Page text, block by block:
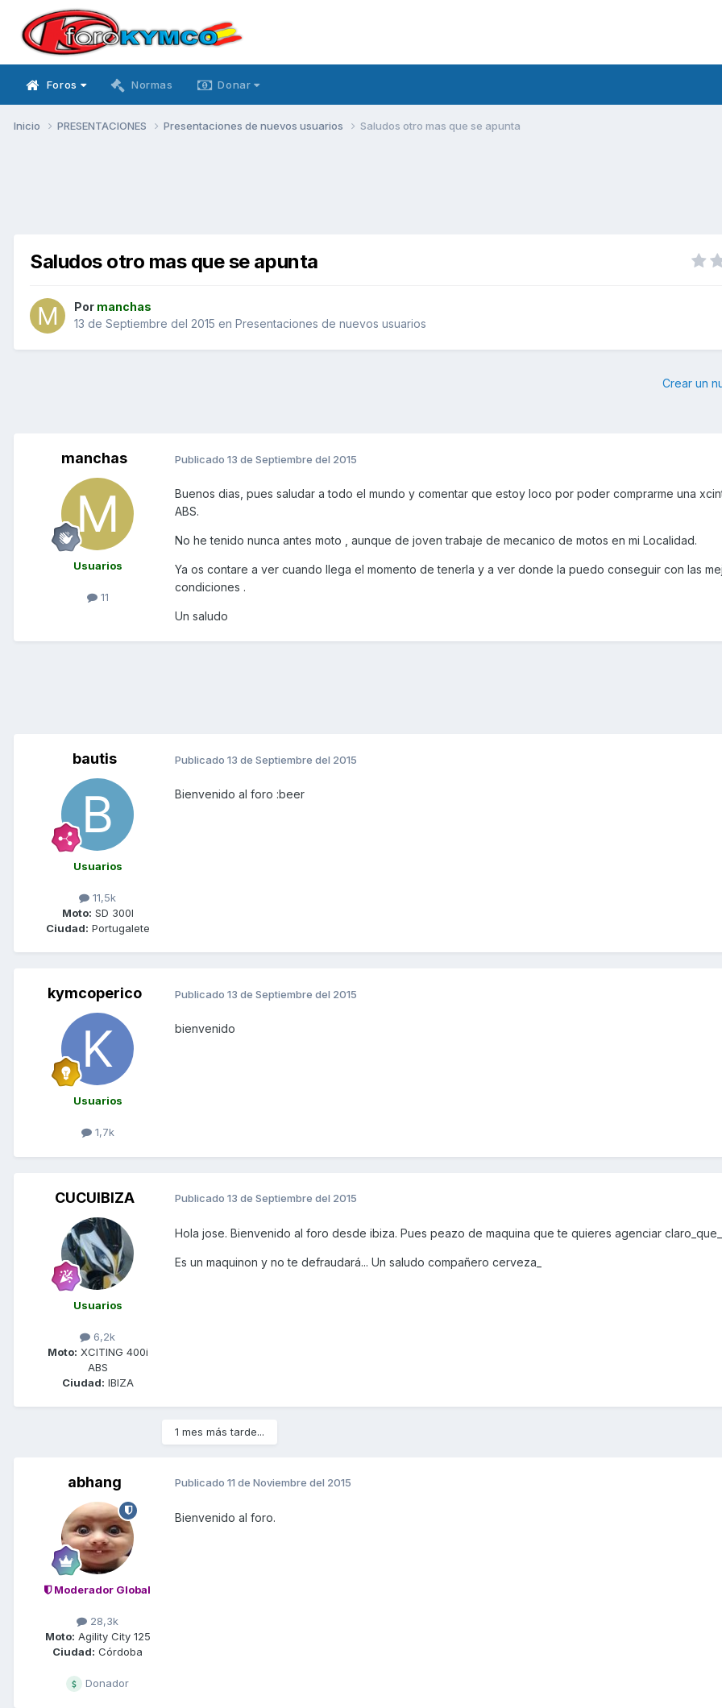
Foros Normas Donar
Inicio PRESENTACIONES Presentaciones de nuevos usuarios Saludos otro mas que se apunta
Saludos otro mas que se apunta
Por manchas
13 de Septiembre del 2015 en Presentaciones de nuevos usuarios
Crear un
manchas
Usuarios
11
Publicado 13 de Septiembre del 2015
Buenos dias, pues saludar a todo el mundo y comentar que estoy loco por poder comprarme una
ABS.
No he tenido nunca antes moto , aunque de joven trabaje de mecanico de motos en mi Localidad.
Ya os contare a ver cuando llega el momento de tenerla y a ver donde la puedo conseguir con las
condiciones .
Un saludo
bautis
Usuarios
11,5k
Moto: SD 300I
Ciudad: Portugalete
Publicado 13 de Septiembre del 2015
Bienvenido al foro :beer
kymcoperico
Usuarios
1,7k
Publicado 13 de Septiembre del 2015
bienvenido
CUCUIBIZA
Usuarios
6,2k
Moto: XCITING 400i
ABS
Ciudad: IBIZA
Publicado 13 de Septiembre del 2015
Hola jose. Bienvenido al foro desde ibiza. Pues peazo de maquina que te quieres agenciar
Es un maquinon y no te defraudará... Un saludo compañero cerveza_
1 mes más tarde...
abhang
Moderador Global
28,3k
Moto: Agility City 125
Ciudad: Córdoba
Donador
Publicado 11 de Noviembre del 2015
Bienvenido al foro.